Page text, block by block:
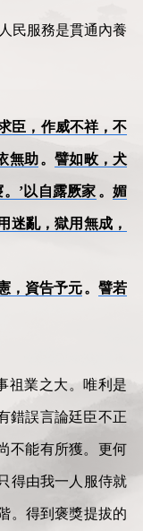
民服務是貫通內養
臣，作威不祥，不
無助。譬如畋，犬
’以自露厥家 。媚
迷亂，獄用無成，
，資告予元。 譬若
祖業之大。唯利是
錯誤言論廷臣不正
不能有所獲。更何
得由我一人服侍就
。得到褒獎提拔的